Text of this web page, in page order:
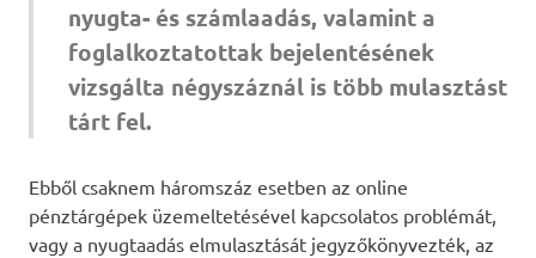
nyugta- és számlaadás, valamint a
foglalkoztatottak bejelentésének
vizsgálta négyszáznál is több mulasztást
tárt fel.
Ebből csaknem háromszáz esetben az online
pénztárgépek üzemeltetésével kapcsolatos problémát,
vagy a nyugtaadás elmulasztását jegyzőkönyvezték, az